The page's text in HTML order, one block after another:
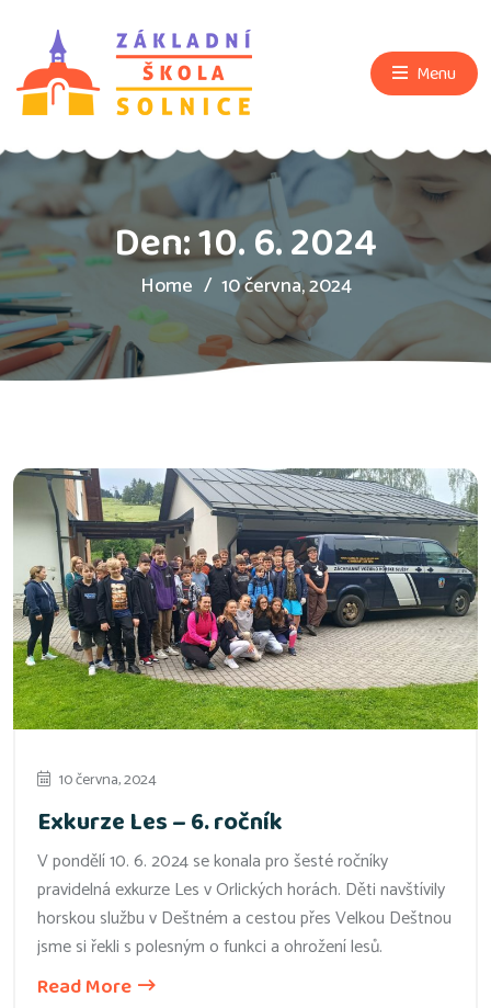
Menu
Den:10. 6. 2024
Home 10 června, 2024
10 června, 2024
Exkurze Les – 6. ročník
V pondělí 10. 6. 2024 se konala pro šesté ročníky
pravidelná exkurze Les v Orlických horách. Děti navštívily
horskou službu v Deštném a cestou přes Velkou Deštnou
jsme si řekli s polesným o funkci a ohrožení lesů.
Read More